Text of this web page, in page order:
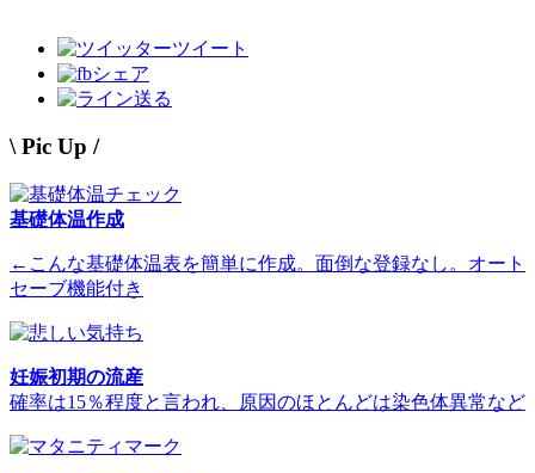
ツイート
シェア
送る
\ Pic Up /
基礎体温作成
←こんな基礎体温表を簡単に作成。面倒な登録なし。オート
セーブ機能付き
妊娠初期の流産
確率は15％程度と言われ、原因のほとんどは染色体異常など